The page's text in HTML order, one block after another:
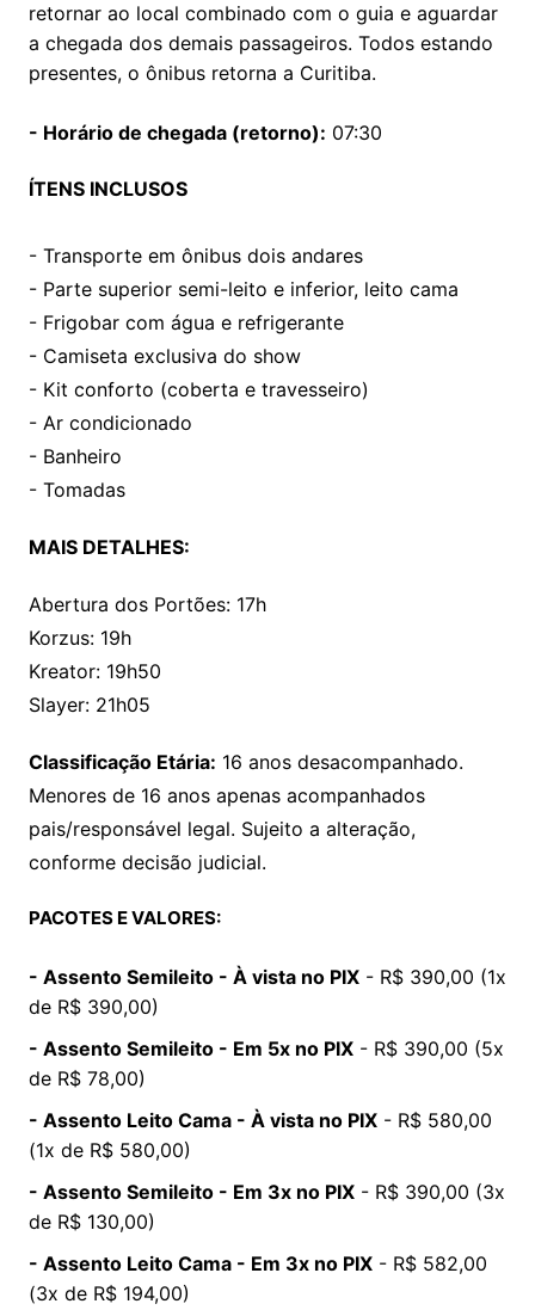
retornar ao local combinado com o guia e aguardar
a chegada dos demais passageiros. Todos estando
presentes, o ônibus retorna a Curitiba.
- Horário de chegada (retorno): 07:30
ÍTENS INCLUSOS
- Transporte em ônibus dois andares
- Parte superior semi-leito e inferior, leito cama
- Frigobar com água e refrigerante
- Camiseta exclusiva do show
- Kit conforto (coberta e travesseiro)
- Ar condicionado
- Banheiro
- Tomadas
MAIS DETALHES:
Abertura dos Portões: 17h
Korzus: 19h
Kreator: 19h50
Slayer: 21h05
Classificação Etária: 16 anos desacompanhado.
Menores de 16 anos apenas acompanhados
pais/responsável legal. Sujeito a alteração,
conforme decisão judicial.
PACOTES E VALORES:
- Assento Semileito - À vista no PIX- R$ 390,00 (1x
de R$ 390,00)
- Assento Semileito - Em 5x no PIX- R$ 390,00 (5x
de R$ 78,00)
- Assento Leito Cama - À vista no PIX- R$ 580,00
(1x de R$ 580,00)
- Assento Semileito - Em 3x no PIX- R$ 390,00 (3x
de R$ 130,00)
- Assento Leito Cama - Em 3x no PIX- R$ 582,00
(3x de R$ 194,00)